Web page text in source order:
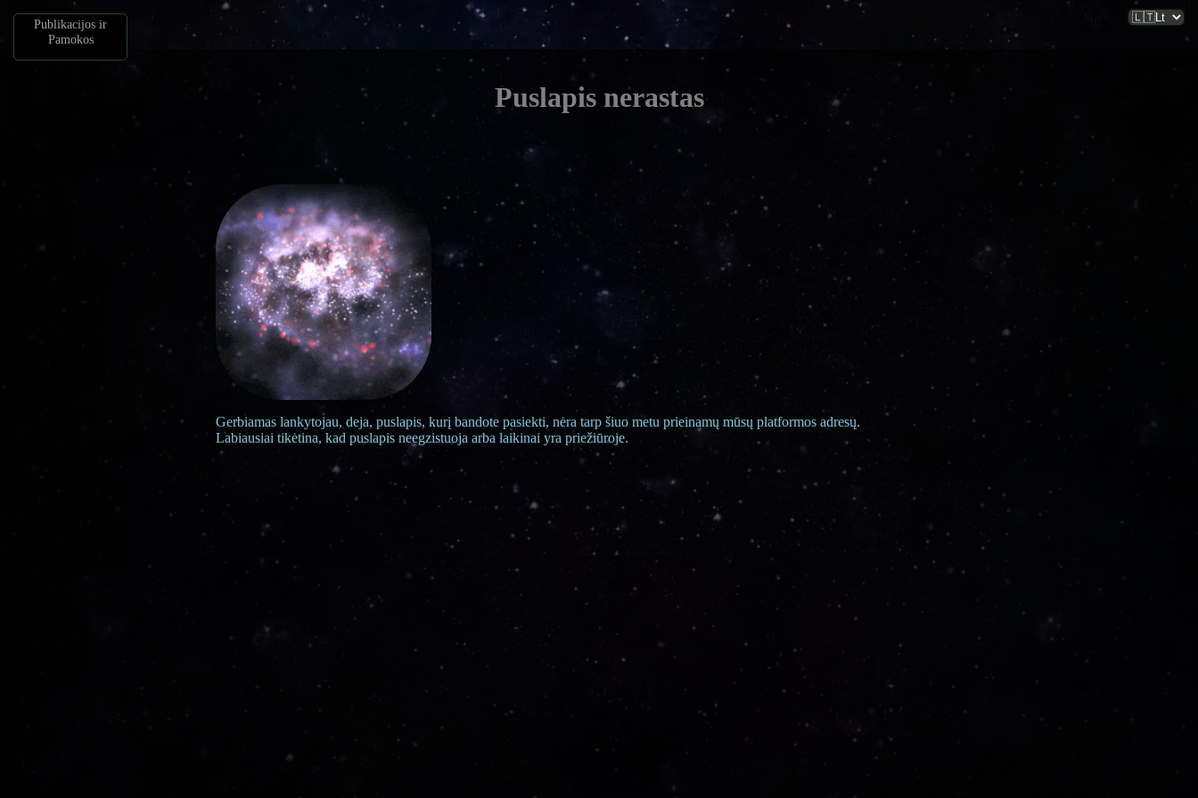
Publikacijos ir
Pamokos
Puslapis nerastas
Gerbiamas lankytojau, deja, puslapis, kurį bandote pasiekti, nėra tarp šiuo metu prieinamų mūsų platformos adresų.
Labiausiai tikėtina, kad puslapis neegzistuoja arba laikinai yra priežiūroje.